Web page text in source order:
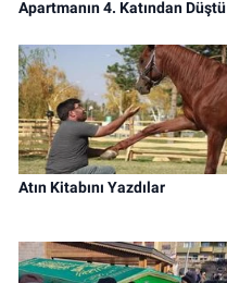
Apartmanın 4. Katından Düştü
Atın Kitabını Yazdılar